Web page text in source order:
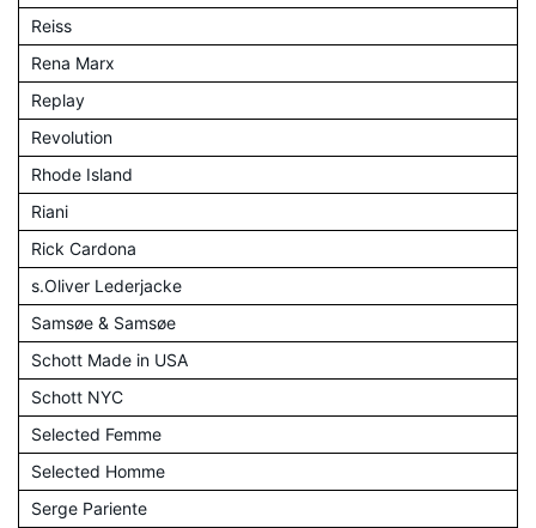
Reiss
Rena Marx
Replay
Revolution
Rhode Island
Riani
Rick Cardona
s.Oliver Lederjacke
Samsøe & Samsøe
Schott Made in USA
Schott NYC
Selected Femme
Selected Homme
Serge Pariente